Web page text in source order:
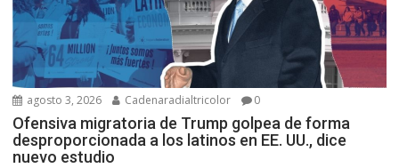
agosto 3, 2026 Cadenaradialtricolor 0
Ofensiva migratoria de Trump golpea de forma
desproporcionada a los latinos en EE. UU., dice
nuevo estudio